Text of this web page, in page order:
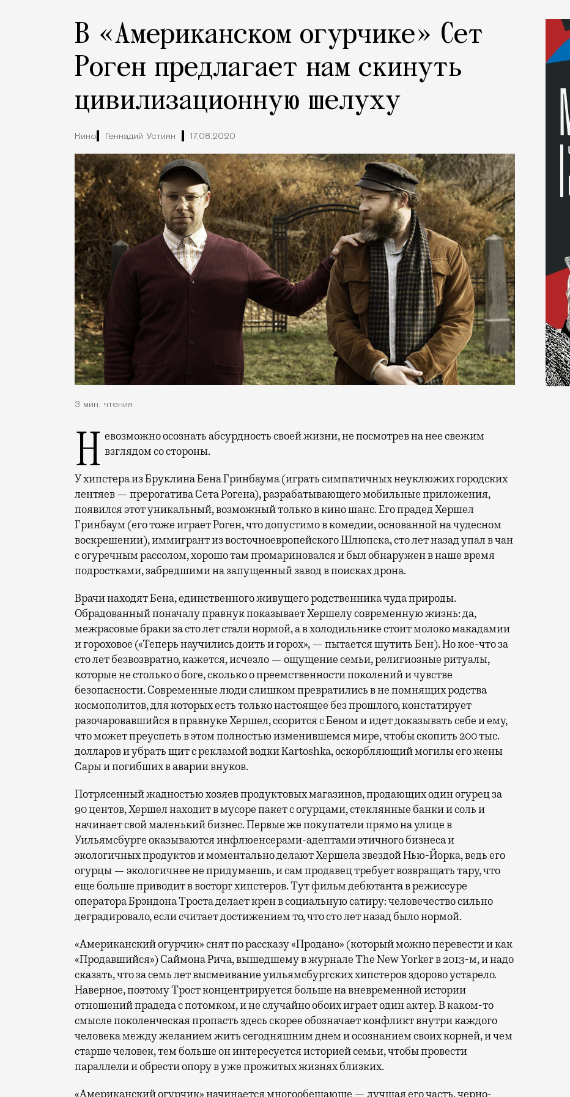
В «Американском огурчике» Сет
Роген предлагает нам скинуть
цивилизационную шелуху
Кино Геннадий Устиян 17.08.2020
3 мин. чтения
Невозможно осознать абсурдность своей жизни, не посмотрев на нее свежим взглядом со стороны.
У хипстера из Бруклина Бена Гринбаума (играть симпатичных неуклюжих городских
лентяев — прерогатива Сета Рогена), разрабатывающего мобильные приложения,
появился этот уникальный, возможный только в кино шанс. Его прадед Хершел
Гринбаум (его тоже играет Роген, что допустимо в комедии, основанной на чудесном
воскрешении), иммигрант из восточноевропейского Шлюпска, сто лет назад упал в чан
с огуречным рассолом, хорошо там промариновался и был обнаружен в наше время
подростками, забредшими на запущенный завод в поисках дрона.
Врачи находят Бена, единственного живущего родственника чуда природы.
Обрадованный поначалу правнук показывает Хершелу современную жизнь: да,
межрасовые браки за сто лет стали нормой, а в холодильнике стоит молоко макадамии
и гороховое («Теперь научились доить и горох», — пытается шутить Бен). Но кое-что за
сто лет безвозвратно, кажется, исчезло — ощущение семьи, религиозные ритуалы,
которые не столько о боге, сколько о преемственности поколений и чувстве
безопасности. Современные люди слишком превратились в не помнящих родства
космополитов, для которых есть только настоящее без прошлого, констатирует
разочаровавшийся в правнуке Хершел, ссорится с Беном и идет доказывать себе и ему,
что может преуспеть в этом полностью изменившемся мире, чтобы скопить 200 тыс.
долларов и убрать щит с рекламой водки Kartoshka, оскорбляющий могилы его жены
Сары и погибших в аварии внуков.
Потрясенный жадностью хозяев продуктовых магазинов, продающих один огурец за
90 центов, Хершел находит в мусоре пакет с огурцами, стеклянные банки и соль и
начинает свой маленький бизнес. Первые же покупатели прямо на улице в
Уильямсбурге оказываются инфлюенсерами-адептами этичного бизнеса и
экологичных продуктов и моментально делают Хершела звездой Нью-Йорка, ведь его
огурцы — экологичнее не придумаешь, и сам продавец требует возвращать тару, что
еще больше приводит в восторг хипстеров. Тут фильм дебютанта в режиссуре
оператора Брэндона Троста делает крен в социальную сатиру: человечество сильно
деградировало, если считает достижением то, что сто лет назад было нормой.
«Американский огурчик» снят по рассказу «Продано» (который можно перевести и как
«Продавшийся») Саймона Рича, вышедшему в журнале The New Yorker в 2013-м, и надо
сказать, что за семь лет высмеивание уильямсбургских хипстеров здорово устарело.
Наверное, поэтому Трост концентрируется больше на вневременной истории
отношений прадеда с потомком, и не случайно обоих играет один актер. В каком-то
смысле поколенческая пропасть здесь скорее обозначает конфликт внутри каждого
человека между желанием жить сегодняшним днем и осознанием своих корней, и чем
старше человек, тем больше он интересуется историей семьи, чтобы провести
параллели и обрести опору в уже прожитых жизнях близких.
«Американский огурчик» начинается многообещающе — лучшая его часть, черно-